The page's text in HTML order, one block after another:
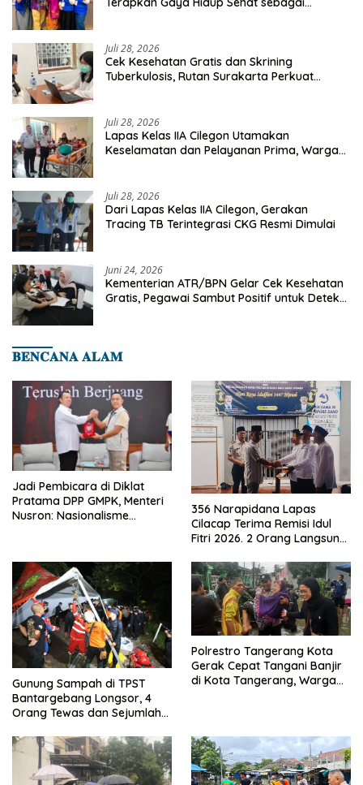
Juli 28, 2026
Cek Kesehatan Gratis dan Skrining
Tuberkulosis, Rutan Surakarta Perkuat
Juli 28, 2026
Lapas Kelas IIA Cilegon Utamakan
Keselamatan dan Pelayanan Prima, Warga
Juli 28, 2026
Dari Lapas Kelas IIA Cilegon, Gerakan
Tracing TB Terintegrasi CKG Resmi Dimulai
Juni 24, 2026
Kementerian ATR/BPN Gelar Cek Kesehatan
Gratis, Pegawai Sambut Positif untuk Deteksi
𝐁𝐄𝐍𝐂𝐀𝐍𝐀 𝐀𝐋𝐀𝐌
Jadi Pembicara di Diklat
Pratama DPP GMPK, Menteri
Nusron: Nasionalisme
356 Narapidana Lapas
Cilacap Terima Remisi Idul
Fitri 2026. 2 Orang Langsung
Gunung Sampah di TPST
Bantargebang Longsor, 4
Orang Tewas dan Sejumlah
Polrestro Tangerang Kota
Gerak Cepat Tangani Banjir
di Kota Tangerang, Warga